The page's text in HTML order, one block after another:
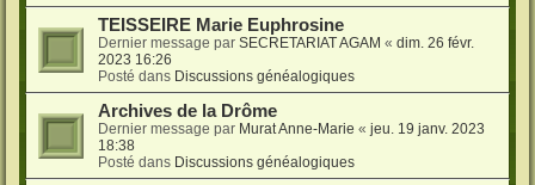
TEISSEIRE Marie Euphrosine
Dernier message par SECRETARIAT AGAM « dim. 26 févr.
2023 16:26
Posté dans Discussions généalogiques
Archives de la Drôme
Dernier message par Murat Anne-Marie « jeu. 19 janv. 2023
18:38
Posté dans Discussions généalogiques